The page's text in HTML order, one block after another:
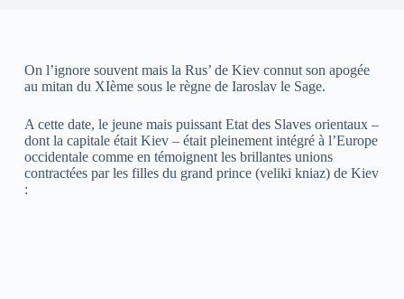
On l’ignore souvent mais la Rus’ de Kiev connut son apogée
au mitan du XIème sous le règne de Iaroslav le Sage.
A cette date, le jeune mais puissant Etat des Slaves orientaux –
dont la capitale était Kiev – était pleinement intégré à l’Europe
occidentale comme en témoignent les brillantes unions
contractées par les filles du grand prince (veliki kniaz) de Kiev
: